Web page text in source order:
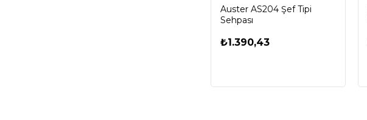
Auster AS204 Şef Tipi
Sehpası
₺1.390,43